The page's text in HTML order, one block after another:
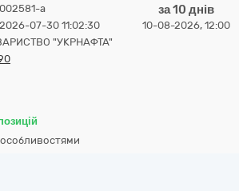
a
07-30 11:02:30
"УКPНAФТА"
особливостями
за 10 днів
10-08-2026, 12:00